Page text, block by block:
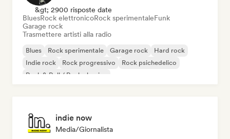
&gt; 2900 risposte date
BluesRock elettronicoRock sperimentaleFunk
Garage rock
Trasmettere artisti alla radio
Blues Rock sperimentale Garage rock
Hard rock
Indie rock
Rock progressivo
Rock psichedelico
Rock & Roll / Rock classico
indie now
Media/Giornalista